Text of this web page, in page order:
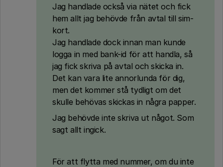
Jag handlade också via nätet och fick
hem allt jag behövde från avtal till sim-
kort.
Jag handlade dock innan man kunde
logga in med bank-id för att handla, så
jag fick skriva på avtal och skicka in.
Det kan vara lite annorlunda för dig,
men det kommer stå tydligt om det
skulle behövas skickas in några papper.
Jag behövde inte skriva ut något. Som
sagt allt ingick.
För att flytta med nummer, om du inte